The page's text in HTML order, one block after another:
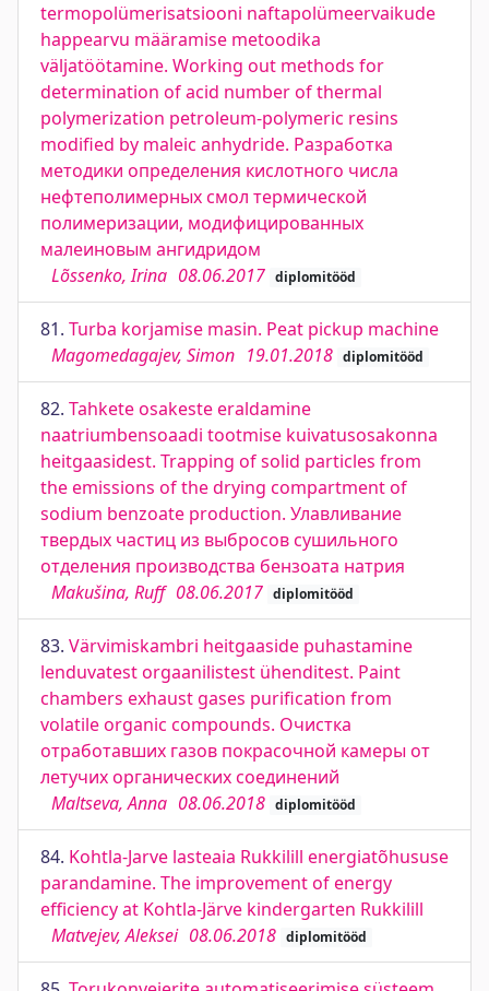
termopolümerisatsiooni naftapolümeervaikude
happearvu määramise metoodika
väljatöötamine. Working out methods for
determination of acid number of thermal
polymerization petroleum-polymeric resins
modified by maleic anhydride. Разработка
методики определения кислотного числа
нефтеполимерных смол термической
полимеризации, модифицированных
малеиновым ангидридом
Lõssenko, Irina 08.06.2017 diplomitööd
81. Turba korjamise masin. Peat pickup machine
Magomedagajev, Simon 19.01.2018 diplomitööd
82. Tahkete osakeste eraldamine
naatriumbensoaadi tootmise kuivatusosakonna
heitgaasidest. Trapping of solid particles from
the emissions of the drying compartment of
sodium benzoate production. Улавливание
твердых частиц из выбросов сушильного
отделения производства бензоата натрия
Makušina, Ruff 08.06.2017 diplomitööd
83. Värvimiskambri heitgaaside puhastamine
lenduvatest orgaanilistest ühenditest. Paint
chambers exhaust gases purification from
volatile organic compounds. Очистка
отработавших газов покрасочной камеры от
летучих органических соединений
Maltseva, Anna 08.06.2018 diplomitööd
84. Kohtla-Jarve lasteaia Rukkilill energiatõhususe
parandamine. The improvement of energy
efficiency at Kohtla-Järve kindergarten Rukkilill
Matvejev, Aleksei 08.06.2018 diplomitööd